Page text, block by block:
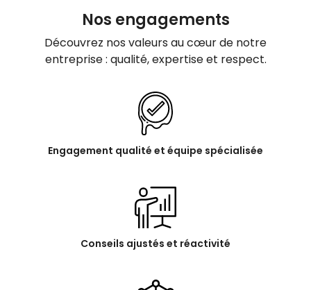
Nos engagements
Découvrez nos valeurs au cœur de notre
entreprise : qualité, expertise et respect.
Engagement qualité et équipe spécialisée
Conseils ajustés et réactivité